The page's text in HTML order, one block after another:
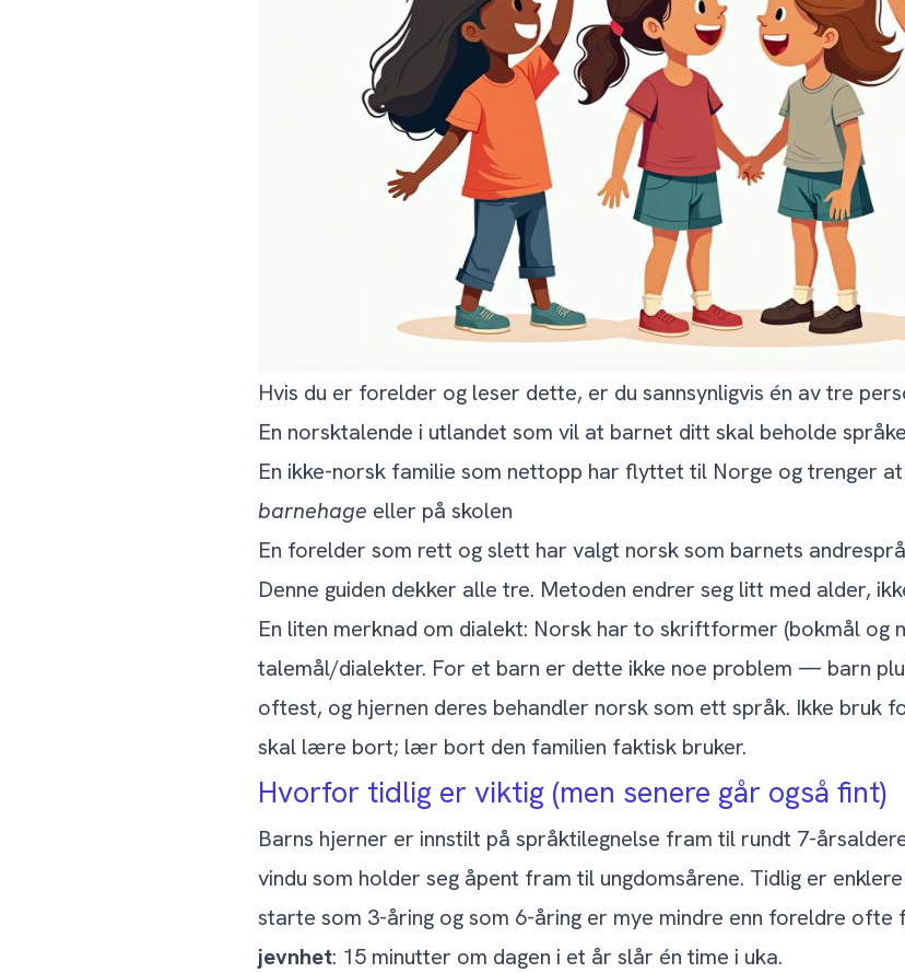
Hvis du er forelder og leser dette, er du sannsynligvis én av tre
En norsktalende i utlandet som vil at barnet ditt skal beholde
En ikke-norsk familie som nettopp har flyttet til Norge og trenger
barnehage eller på skolen
En forelder som rett og slett har valgt norsk som barnets
Denne guiden dekker alle tre. Metoden endrer seg litt med alder,
En liten merknad om dialekt: Norsk har to skriftformer (bokmål og
talemål/dialekter. For et barn er dette ikke noe problem — barn
oftest, og hjernen deres behandler norsk som ett språk. Ikke bruk
skal lære bort; lær bort den familien faktisk bruker.
Hvorfor tidlig er viktig (men senere går også fint)
Barns hjerner er innstilt på språktilegnelse fram til rundt 7-
vindu som holder seg åpent fram til ungdomsårene. Tidlig er
starte som 3-åring og som 6-åring er mye mindre enn foreldre
jevnhet: 15 minutter om dagen i et år slår én time i uka.